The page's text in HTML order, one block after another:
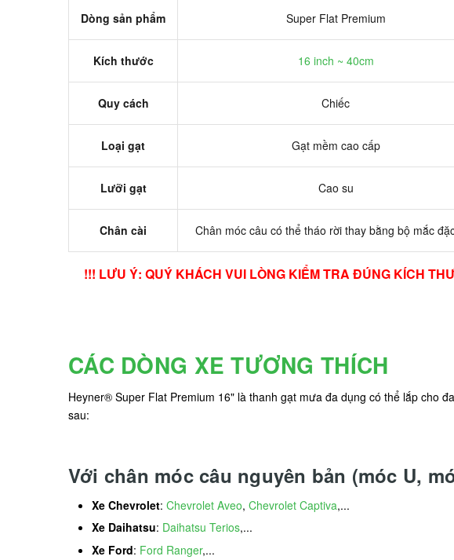
Dòng sản phẩm Super Flat Premium
Kích thước 16 inch ~ 40cm
Quy cách Chiếc
Loại gạt Gạt mềm cao cấp
Lưỡi gạt Cao su
Chân cài Chân móc câu có thể tháo rời thay bằng bộ mắc
!!! LƯU Ý: QUÝ KHÁCH VUI LÒNG KIỂM TRA ĐÚNG KÍCH
CÁC DÒNG XE TƯƠNG THÍCH
Heyner® Super Flat Premium 16" là thanh gạt mưa đa dụng có thể lắp cho
sau:
Với chân móc câu nguyên bản (móc U,
Xe Chevrolet: Chevrolet Aveo, Chevrolet Captiva,...
Xe Daihatsu: Daihatsu Terios,...
Xe Ford: Ford Ranger,...